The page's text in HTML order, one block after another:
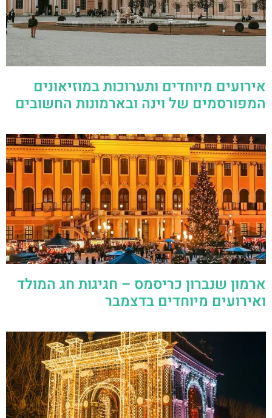
אירועים מיוחדים ותערוכות במוזיאונים
המפורסמים של וינה ובארמונות החשובים
ארמון שנברון כריסמס – חגיגות חג המולד
ואירועים מיוחדים בדצמבר